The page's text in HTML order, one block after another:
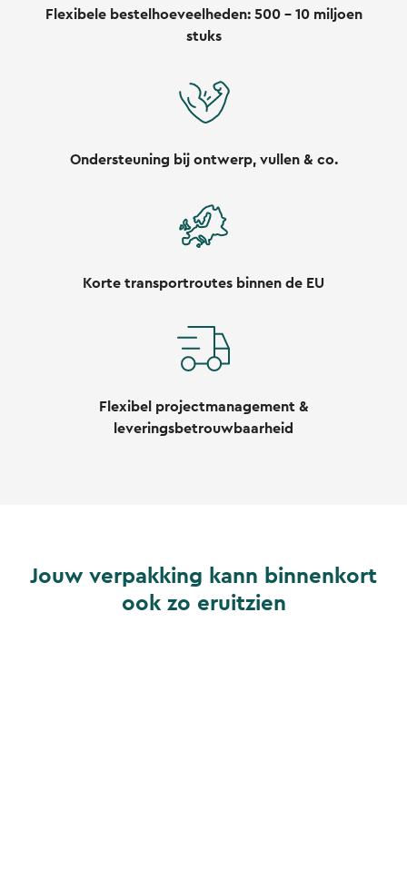
Flexibele bestelhoeveelheden: 500 - 10 miljoen
stuks
Ondersteuning bij ontwerp, vullen & co.
Korte transportroutes binnen de EU
Flexibel projectmanagement &
leveringsbetrouwbaarheid
Jouw verpakking kann binnenkort
ook zo eruitzien